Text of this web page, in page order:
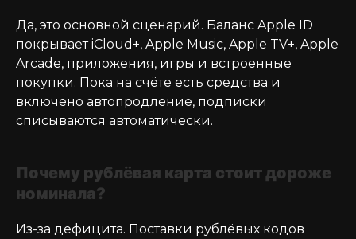
Да, это основной сценарий. Баланс Apple ID
покрывает iCloud+, Apple Music, Apple TV+, Apple
Arcade, приложения, игры и встроенные
покупки. Пока на счёте есть средства и
включено автопродление, подписки
списываются автоматически.
Почему рублёвая карта стоит дороже
номинала?
Из-за дефицита. Поставки рублёвых кодов